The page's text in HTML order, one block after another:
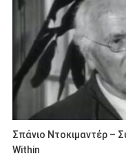
Σπάνιο Ντοκιμαντέρ –
Within